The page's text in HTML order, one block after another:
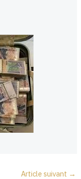
Article suivant →